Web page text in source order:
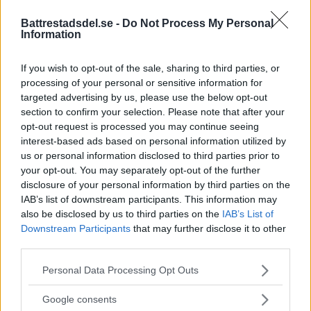
Battrestadsdel.se - Do Not Process My Personal
Information
If you wish to opt-out of the sale, sharing to third parties, or
processing of your personal or sensitive information for
targeted advertising by us, please use the below opt-out
section to confirm your selection. Please note that after your
opt-out request is processed you may continue seeing
interest-based ads based on personal information utilized by
us or personal information disclosed to third parties prior to
your opt-out. You may separately opt-out of the further
disclosure of your personal information by third parties on the
IAB’s list of downstream participants. This information may
also be disclosed by us to third parties on the IAB’s List of
Downstream Participants that may further disclose it to other
Please note that this website/app uses one or more Google
not limited to your visit or usage behaviour. You may click to
Personal Data Processing Opt Outs
Google consents
Debatt: C: Så förvandlar vi
DEBATT. Strandvägen är i dag en av
Stockholms […]
Publicerad 07:01, 31 juli 2026
Annons:
Man anhållen efter våldsdåd i
villa
På torsdagsmorgonen grep polisen en man
Publicerad 09:53, 30 juli 2026